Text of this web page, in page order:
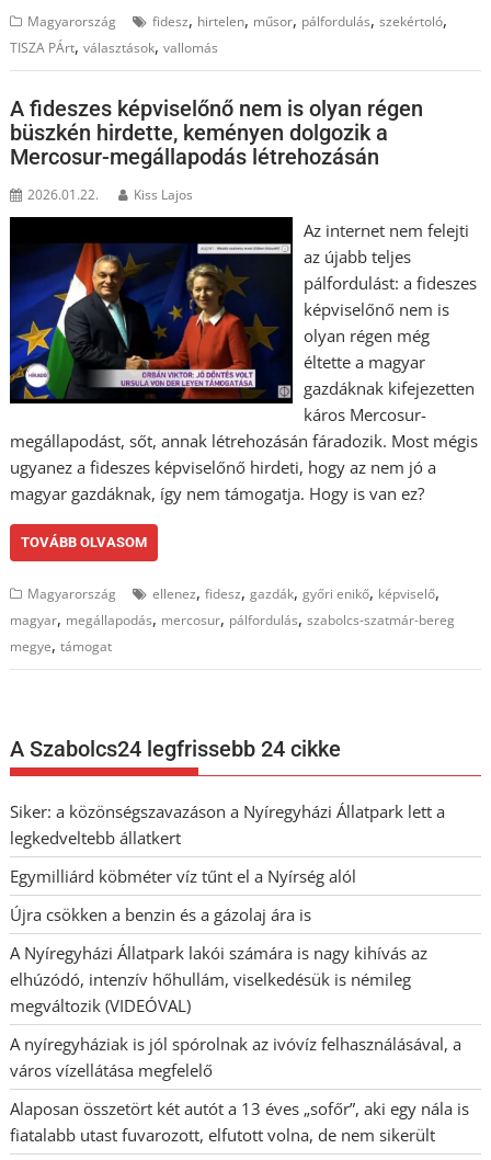
Magyarország fidesz, hirtelen, műsor, pálfordulás,szekértoló,
TISZA PÁrt,választások,vallomás
A fideszes képviselőnő nem is olyan régen
büszkén hirdette, keményen dolgozik a
Mercosur-megállapodás létrehozásán
2026.01.22. Kiss Lajos
Az internet nem felejti
az újabb teljes
pálfordulást: a fideszes
képviselőnő nem is
olyan régen még
éltette a magyar
gazdáknak kifejezetten
káros Mercosur-
megállapodást, sőt, annak létrehozásán fáradozik. Most mégis
ugyanez a fideszes képviselőnő hirdeti, hogy az nem jó a
magyar gazdáknak, így nem támogatja. Hogy is van ez?
TOVÁBB OLVASOM
Magyarország ellenez,fidesz,gazdák,győri enikő, képviselő,
magyar, megállapodás, mercosur, pálfordulás,szabolcs-szatmár-bereg
megye,támogat
A Szabolcs24 legfrissebb 24 cikke
Siker: a közönségszavazáson a Nyíregyházi Állatpark lett a
legkedveltebb állatkert
Egymilliárd köbméter víz tűnt el a Nyírség alól
Újra csökken a benzin és a gázolaj ára is
A Nyíregyházi Állatpark lakói számára is nagy kihívás az
elhúzódó, intenzív hőhullám, viselkedésük is némileg
megváltozik (VIDEÓVAL)
A nyíregyháziak is jól spórolnak az ivóvíz felhasználásával, a
város vízellátása megfelelő
Alaposan összetört két autót a 13 éves „sofőr”, aki egy nála is
fiatalabb utast fuvarozott, elfutott volna, de nem sikerült